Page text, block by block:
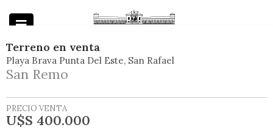
Terreno en venta
Playa Brava Punta Del Este San Rafael
San Remo
PRECIO VENTA
U$S 400.000